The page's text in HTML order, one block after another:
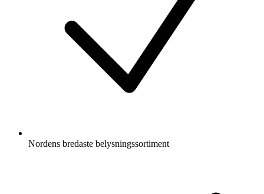
Nordens bredaste belysningssortiment